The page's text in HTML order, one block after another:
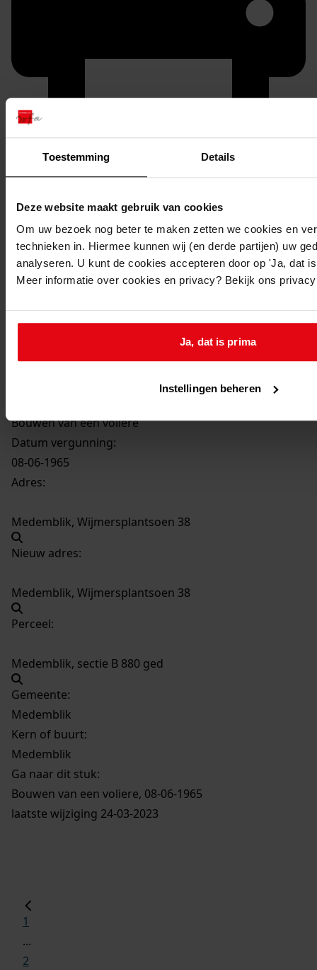
Toestemming Details
Deze website maakt gebruik van cookies
Om uw bezoek nog beter te maken zetten we cookies en
technieken in. Hiermee kunnen wij (en derde partijen) uw
analyseren. U kunt de cookies accepteren door op 'Ja, dat
Meer informatie over cookies en privacy? Bekijk ons
Ja, dat is prima
Instellingen beheren
Printen
duurzaam webadres
Inventaris
1. Medemblik 1933-1980
Bouwen van een voliere, 08-06-1965
Datering:
Bouwen van een voliere
Datum vergunning:
08-06-1965
Adres:
Medemblik, Wijmersplantsoen 38
Nieuw adres:
Medemblik, Wijmersplantsoen 38
Perceel:
Medemblik, sectie B 880 ged
Gemeente:
Medemblik
Kern of buurt:
Medemblik
Ga naar dit stuk:
Bouwen van een voliere, 08-06-1965
laatste wijziging 24-03-2023
1
...
2